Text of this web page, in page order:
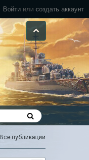
Войти или создать аккаунт
Все публикации